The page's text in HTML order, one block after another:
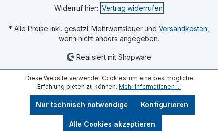
Widerruf hier: Vertrag widerrufen
* Alle Preise inkl. gesetzl. Mehrwertsteuer und Versandkosten
wenn nicht anders angegeben.
Realisiert mit Shopware
Diese Website verwendet Cookies, um eine bestmögliche
Erfahrung bieten zu können. Mehr Informationen ...
Nur technisch notwendige Konfigurieren
Alle Cookies akzeptieren